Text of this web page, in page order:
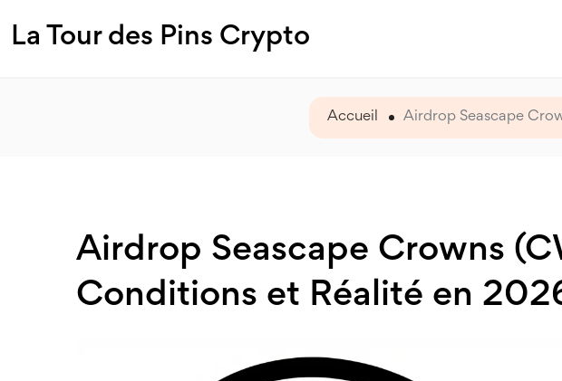
La Tour des Pins Crypto
Accueil Airdrop Seascape
Airdrop Seascape Crowns
Conditions et Réalité en